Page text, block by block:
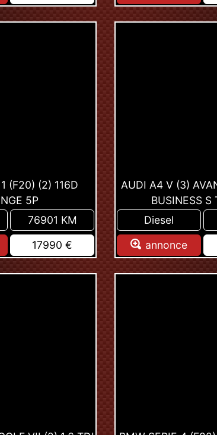
(F20) (2) 116D
5P
76901 KM
17990 €
AUDI A4 V (3)
BUSINESS S
Diesel
annonce